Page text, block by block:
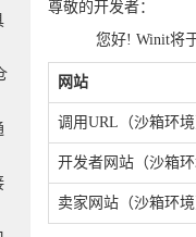
尊敬的开发者：
您好! Winit将于
网站
调用URL（沙箱环
开发者网站（沙箱
卖家网站（沙箱环